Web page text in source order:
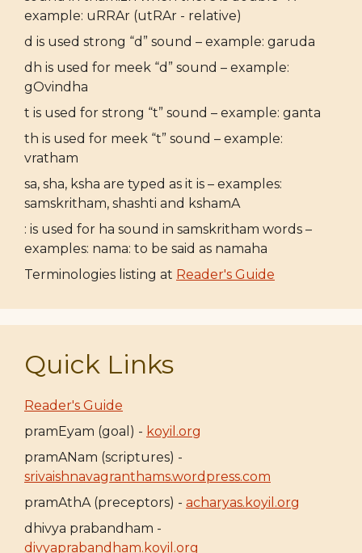
example: uRRAr (utRAr - relative)
d is used strong “d” sound – example: garuda
dh is used for meek “d” sound – example:
gOvindha
t is used for strong “t” sound – example: ganta
th is used for meek “t” sound – example:
vratham
sa, sha, ksha are typed as it is – examples:
samskritham, shashti and kshamA
: is used for ha sound in samskritham words –
examples: nama: to be said as namaha
Terminologies listing at Reader's Guide
Quick Links
Reader's Guide
pramEyam (goal) - koyil.org
pramANam (scriptures) -
srivaishnavagranthams.wordpress.com
pramAthA (preceptors) - acharyas.koyil.org
dhivya prabandham -
divyaprabandham.koyil.org